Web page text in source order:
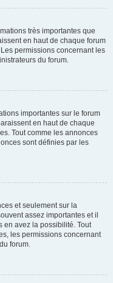
très importantes que
en haut de chaque forum
permissions concernant les
du forum.
importantes sur le forum
en haut de chaque
Tout comme les annonces
sont définies par les
et seulement sur la
assez importantes et il
en avez la possibilité. Tout
les permissions concernant
forum.